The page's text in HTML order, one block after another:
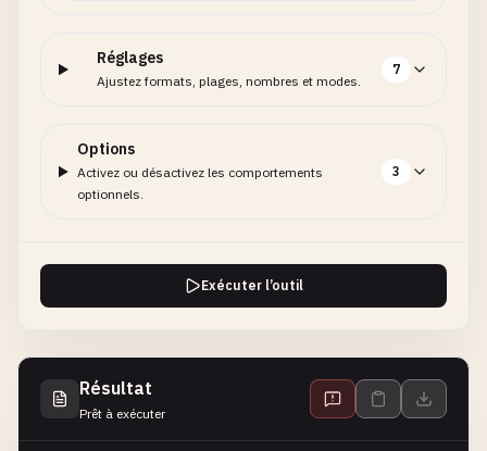
Réglages
Ajustez formats, plages, nombres et modes.
7
Options
Activez ou désactivez les comportements
optionnels.
3
Exécuter l’outil
Résultat
Prêt à exécuter